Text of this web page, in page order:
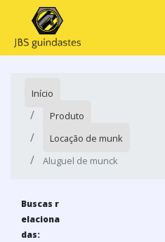
Início
Produto
Locação de munk
Aluguel de munck
Buscas r
elaciona
das: